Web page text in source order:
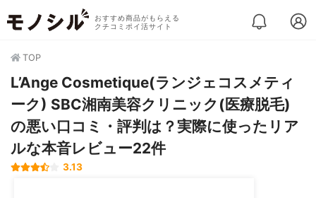
おすすめ商品がもらえる
クチコミポイ活サイト
TOP
L’Ange Cosmetique(ランジェコスメティ
ーク) SBC湘南美容クリニック(医療脱毛)
の悪い口コミ・評判は？実際に使ったリア
ルな本音レビュー22件
3.13